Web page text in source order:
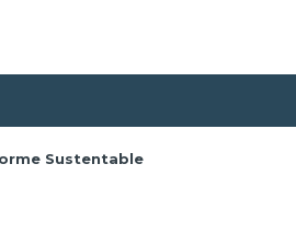
Sustentable